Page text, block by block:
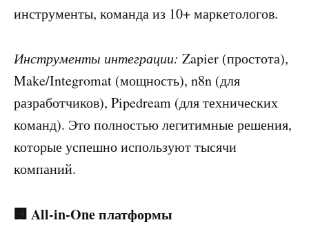
инструменты, команда из 10+ маркетологов.
Инструменты интеграции: Zapier (простота),
Make/Integromat (мощность), n8n (для
разработчиков), Pipedream (для технических
команд). Это полностью легитимные решения,
которые успешно используют тысячи
компаний.
🏢 All-in-One платформы